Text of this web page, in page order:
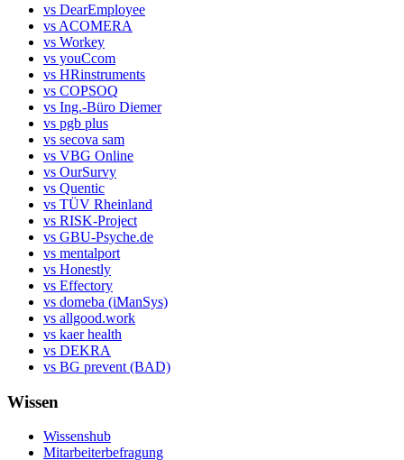
vs DearEmployee
vs ACOMERA
vs Workey
vs youCcom
vs HRinstruments
vs COPSOQ
vs Ing.-Büro Diemer
vs pgb plus
vs secova sam
vs VBG Online
vs OurSurvy
vs Quentic
vs TÜV Rheinland
vs RISK-Project
vs GBU-Psyche.de
vs mentalport
vs Honestly
vs Effectory
vs domeba (iManSys)
vs allgood.work
vs kaer health
vs DEKRA
vs BG prevent (BAD)
Wissen
Wissenshub
Mitarbeiterbefragung